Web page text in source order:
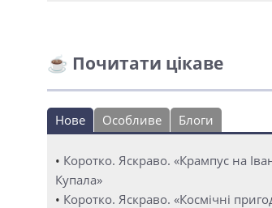
☕ Почитати цікаве
Нове Особливе Блоги
• Коротко. Яскраво. «Крампус на
Купала»
• Коротко. Яскраво. «Космічні